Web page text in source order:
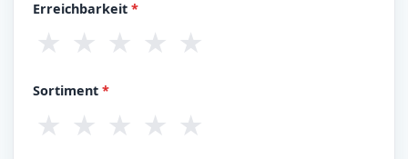
Erreichbarkeit*
★ ★ ★ ★ ★
Sortiment*
★ ★ ★ ★ ★